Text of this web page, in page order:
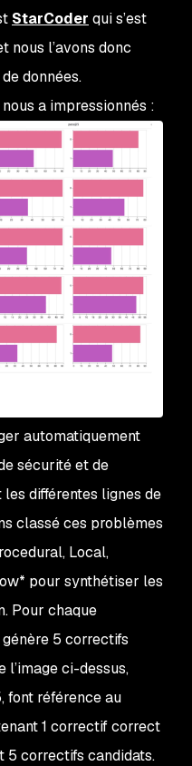
StarCoder qui s’est
nous l’avons donc
données.
a impressionnés :
automatiquement
sécurité et de
différentes lignes de
classé ces problèmes
, Local,
pour synthétiser les
Pour chaque
5 correctifs
l’image ci-dessus,
, font référence au
1 correctif correct
5 correctifs candidats.